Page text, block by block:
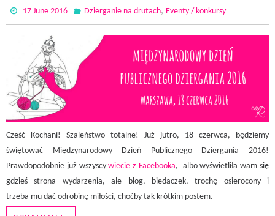
17 June 2016 Dzierganie na drutach, Eventy / konkursy
Cześć Kochani! Szaleństwo totalne! Już jutro, 18 czerwca, będziemy
świętować Międzynarodowy Dzień Publicznego Dziergania 2016!
Prawdopodobnie już wszyscywiecie z Facebooka, albo wyświetliła wam się
gdzieś strona wydarzenia, ale blog, biedaczek, trochę osierocony i
trzeba mu dać odrobinę miłości, choćby tak krótkim postem.